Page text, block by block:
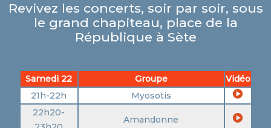
Revivez les concerts, soir par soir, sous
le grand chapiteau, place de la
République à Sète
Samedi 22 Groupe
Vidéo
21h-22h
Myosotis
22h20-
Amandonne